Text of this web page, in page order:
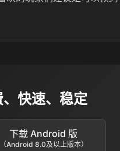
快速、稳定
下载 Android 版
（Android 8.0及以上版本）